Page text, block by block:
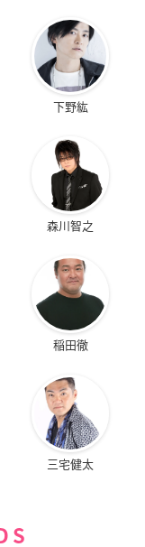
下野紘
森川智之
稲田徹
三宅健太